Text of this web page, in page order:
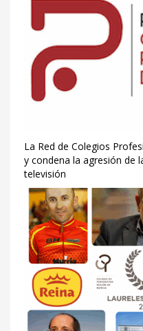
La Red de Colegios
y condena la agresión de
televisión